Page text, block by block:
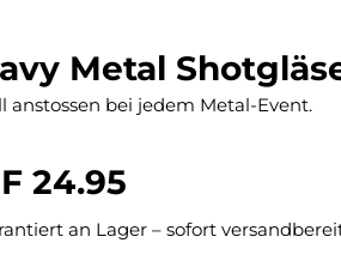
Metal
anstossen bei jedem Metal-Event.
24.95
an Lager – sofort